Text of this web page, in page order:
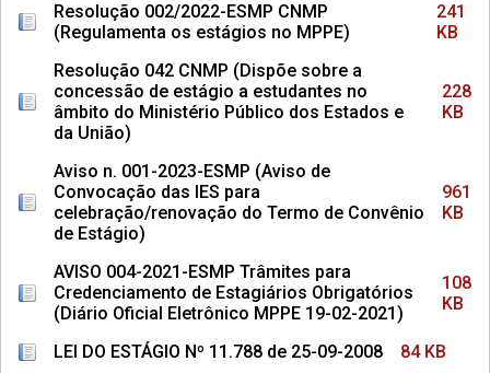
Resolução 002/2022-ESMP CNMP
(Regulamenta os estágios no MPPE)
241
KB
Resolução 042 CNMP (Dispõe sobre a
concessão de estágio a estudantes no
âmbito do Ministério Público dos Estados e
da União)
228
KB
Aviso n. 001-2023-ESMP (Aviso de
Convocação das IES para
celebração/renovação do Termo de Convênio
de Estágio)
961
KB
AVISO 004-2021-ESMP Trâmites para
Credenciamento de Estagiários Obrigatórios
(Diário Oficial Eletrônico MPPE 19-02-2021)
108
KB
LEI DO ESTÁGIO Nº 11.788 de 25-09-2008 84 KB